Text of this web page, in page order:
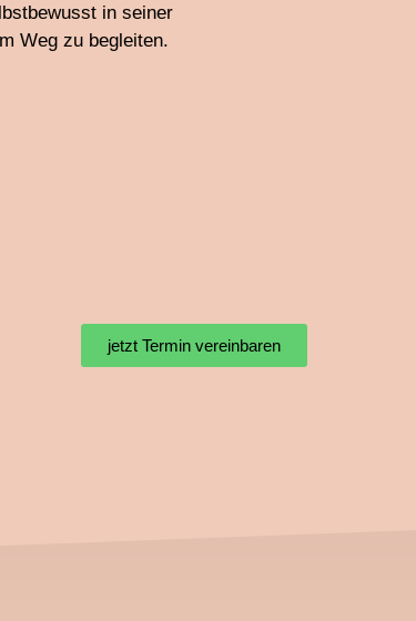
in seiner
Weg zu begleiten.
jetzt Termin vereinbaren